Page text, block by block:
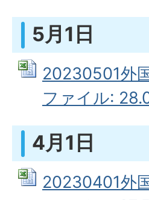
5月1日
20230501外
ファイル:
4月1日
20230401外